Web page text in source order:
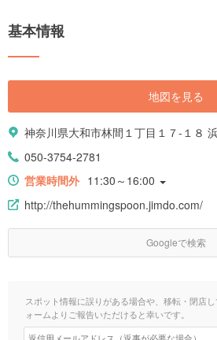
基本情報
地図を見る
神奈川県大和市林間１丁目１７-１８
050-3754-2781
営業時間外 11:30～16:00
http://thehummingspoon.jimdo.com/
Googleで検索
スポット情報に誤りがある場合や、移転・閉店
ォームよりご報告いただけると幸いです。